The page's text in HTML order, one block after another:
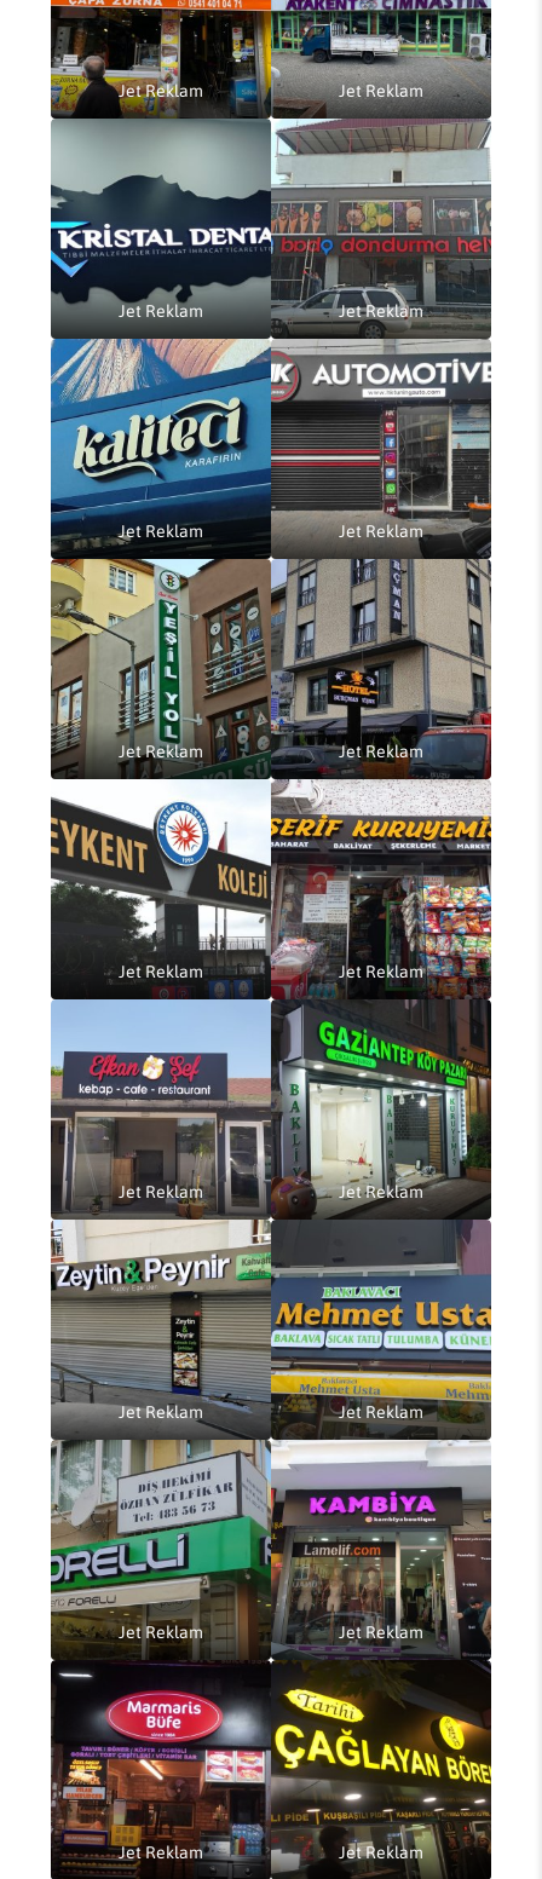
Jet Reklam Jet Reklam
Jet Reklam Jet Reklam
Jet Reklam Jet Reklam
Jet Reklam Jet Reklam
Jet Reklam Jet Reklam
Jet Reklam Jet Reklam
Jet Reklam Jet Reklam
Jet Reklam Jet Reklam
Jet Reklam Jet Reklam